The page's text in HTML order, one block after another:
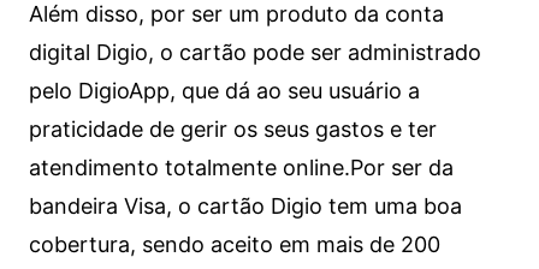
Além disso, por ser um produto da conta
digital Digio, o cartão pode ser administrado
pelo DigioApp, que dá ao seu usuário a
praticidade de gerir os seus gastos e ter
atendimento totalmente online.Por ser da
bandeira Visa, o cartão Digio tem uma boa
cobertura, sendo aceito em mais de 200